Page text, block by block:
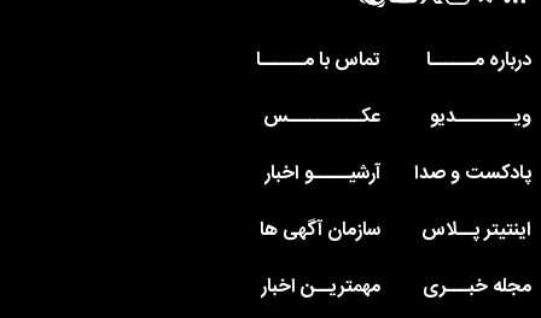
درباره مــــــا
تماس با مــــــا
ویــــــــدیو
عکــــــــــس
پادکست و صدا
آرشیـــــو اخبار
اینتیتر پــلاس
سازمان آگهی ها
مجله خبـــری
مهمتریــن اخبار